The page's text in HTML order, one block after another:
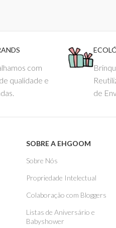
com
qualidade e
de
SOBRE A EHGOOM
Sobre Nós
Propriedade Intelectual
Colaboração com Bloggers
Listas de Aniversário e
Babyshower